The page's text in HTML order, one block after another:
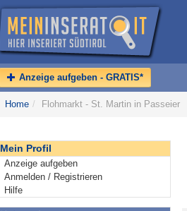
Anzeige aufgeben - GRATIS*
Home / Flohmarkt - St. Martin in Passeier
Mein Profil
Anzeige aufgeben
Anmelden / Registrieren
Hilfe